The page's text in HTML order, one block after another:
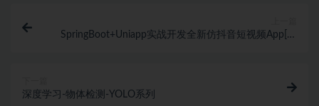
SpringBoot+Uniapp实战开发全新仿抖音短视频App[完
深度学习-物体检测-YOLO系列